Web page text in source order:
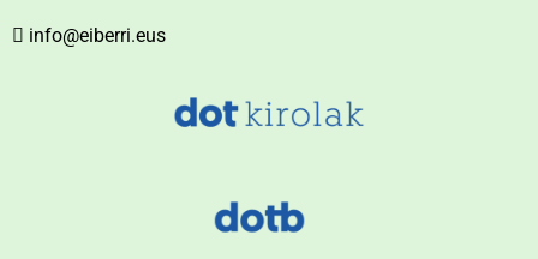
info@eiberri.eus